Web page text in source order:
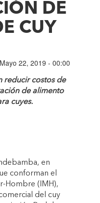
DE
CUY
22, 2019 - 00:00
reducir costos de
de alimento
cuyes.
en
conforman el
Hombre (IMH),
del cuy